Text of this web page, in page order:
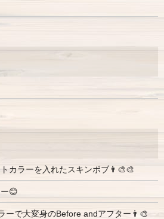
カラーを入れたスキンボブ👨‍🎨🎨
😊
ーで大変身のBefore andアフター👨‍🎨